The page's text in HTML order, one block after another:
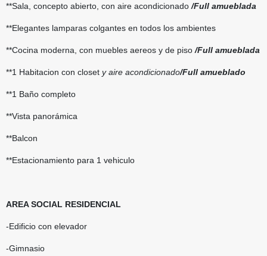
**Sala, concepto abierto, con aire acondicionado /Full amueblada
**Elegantes lamparas colgantes en todos los ambientes
**Cocina moderna, con muebles aereos y de piso /Full amueblada
**1 Habitacion con closet y aire acondicionado/Full amueblado
**1 Baño completo
**Vista panorámica
**Balcon
**Estacionamiento para 1 vehiculo
AREA SOCIAL RESIDENCIAL
-Edificio con elevador
-Gimnasio